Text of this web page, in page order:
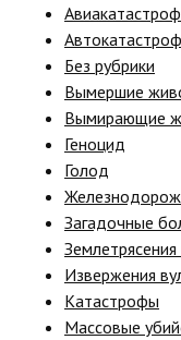
Без рубрики
Вымершие
Вымирающие
Геноцид
Голод
Загадочные
Извержения
Катастрофы
Массовые